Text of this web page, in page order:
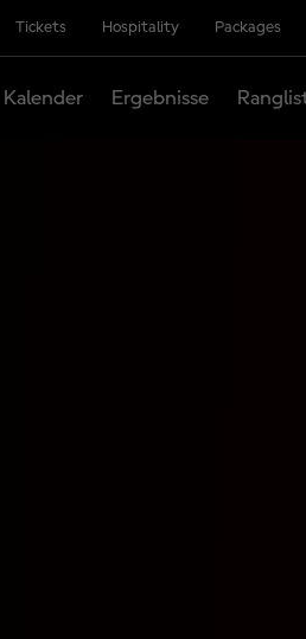
Tickets Hospitality Packages
Kalender Ergebnisse